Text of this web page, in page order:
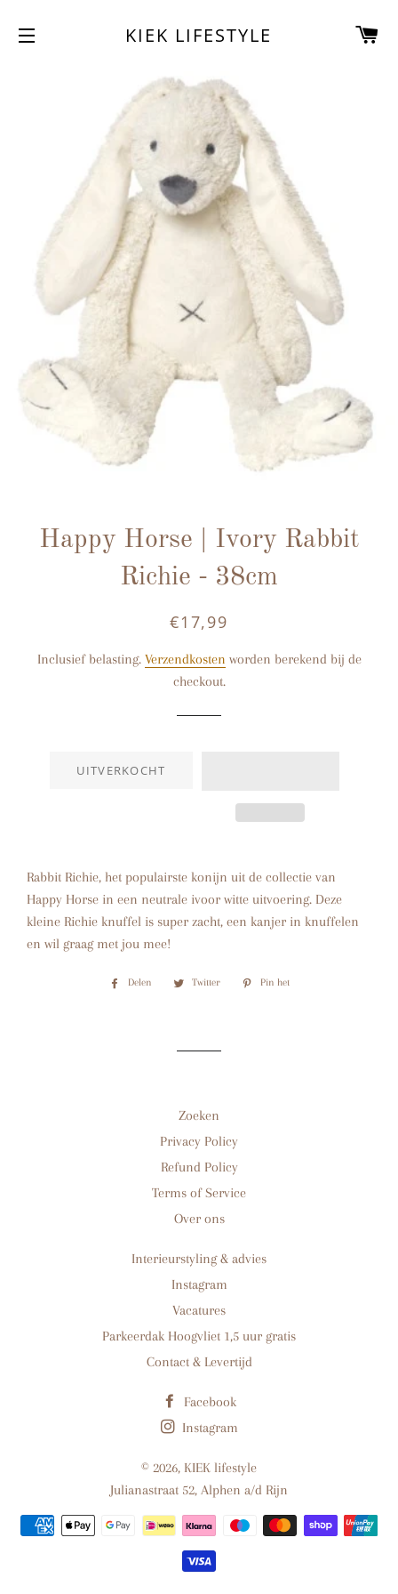
KIEK LIFESTYLE
Happy Horse | Ivory Rabbit
Richie - 38cm
Normale
Aanbiedingsprijs
€17,99
Inclusief belasting. Verzendkosten worden berekend bij de
checkout.
UITVERKOCHT
Rabbit Richie, het populairste konijn uit de collectie van
Happy Horse in een neutrale ivoor witte uitvoering. Deze
kleine Richie knuffel is super zacht, een kanjer in knuffelen
en wil graag met jou mee!
Delen
Delen
Twitter
TwitterenPin het
Zoeken
Privacy Policy
Refund Policy
Terms of Service
Over ons
Interieurstyling & advies
Instagram
Vacatures
Parkeerdak Hoogvliet 1,5 uur gratis
Contact & Levertijd
Facebook
Instagram
© 2026, KIEK lifestyle
Julianastraat 52, Alphen a/d Rijn
Betaalmethoden